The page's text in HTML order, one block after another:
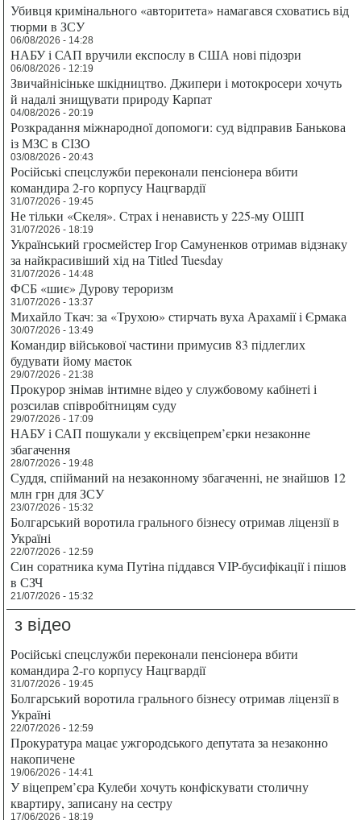
Убивця кримінального «авторитета» намагався сховатись від
тюрми в ЗСУ
06/08/2026 - 14:28
НАБУ і САП вручили експослу в США нові підозри
06/08/2026 - 12:19
Звичайнісіньке шкідництво. Джипери і мотокросери хочуть
й надалі знищувати природу Карпат
04/08/2026 - 20:19
Розкрадання міжнародної допомоги: суд відправив Банькова
із МЗС в СІЗО
03/08/2026 - 20:43
Російські спецслужби переконали пенсіонера вбити
командира 2-го корпусу Нацгвардії
31/07/2026 - 19:45
Не тільки «Скеля». Страх і ненависть у 225-му ОШП
31/07/2026 - 18:19
Український гросмейстер Ігор Самуненков отримав відзнаку
за найкрасивіший хід на Titled Tuesday
31/07/2026 - 14:48
ФСБ «шиє» Дурову тероризм
31/07/2026 - 13:37
Михайло Ткач: за «Трухою» стирчать вуха Арахамії і Єрмака
30/07/2026 - 13:49
Командир військової частини примусив 83 підлеглих
будувати йому маєток
29/07/2026 - 21:38
Прокурор знімав інтимне відео у службовому кабінеті і
розсилав співробітницям суду
29/07/2026 - 17:09
НАБУ і САП пошукали у ексвіцепрем’єрки незаконне
збагачення
28/07/2026 - 19:48
Суддя, спійманий на незаконному збагаченні, не знайшов 12
млн грн для ЗСУ
23/07/2026 - 15:32
Болгарський воротила грального бізнесу отримав ліцензії в
Україні
22/07/2026 - 12:59
Син соратника кума Путіна піддався VIP-бусифікації і пішов
в СЗЧ
21/07/2026 - 15:32
з відео
Російські спецслужби переконали пенсіонера вбити
командира 2-го корпусу Нацгвардії
31/07/2026 - 19:45
Болгарський воротила грального бізнесу отримав ліцензії в
Україні
22/07/2026 - 12:59
Прокуратура мацає ужгородського депутата за незаконно
накопичене
19/06/2026 - 14:41
У віцепрем’єра Кулеби хочуть конфіскувати столичну
квартиру, записану на сестру
17/06/2026 - 18:19